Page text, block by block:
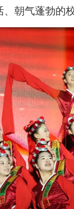
朝气蓬勃的校